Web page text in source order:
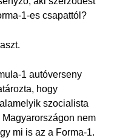
1-es csapattól?
1 autóverseny
hogy
szocialista
nem
mi is az a Forma-1.